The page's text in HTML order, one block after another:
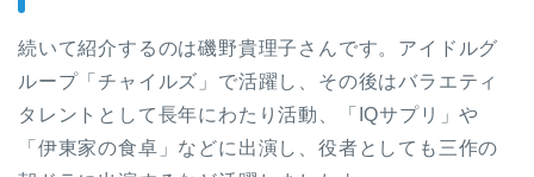
続いて紹介するのは磯野貴理子さんです。アイドルグ
ループ「チャイルズ」で活躍し、その後はバラエティ
タレントとして長年にわたり活動、「IQサプリ」や
「伊東家の食卓」などに出演し、役者としても三作の